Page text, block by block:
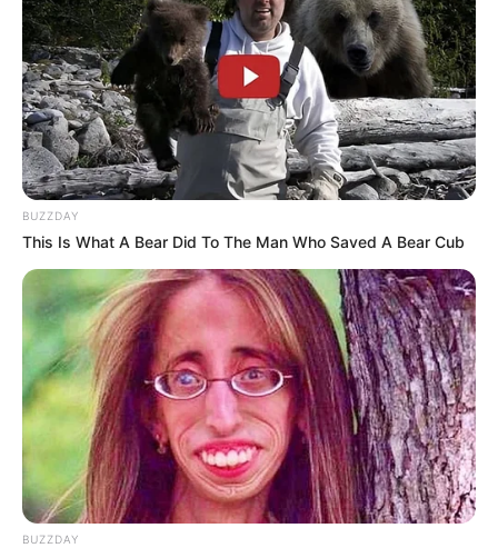
(foto: brightside)
6. Dalam filmHow the Grinch Stole Christmas,Jim
Carrey berperan sebagai Grinch yang serba hijau
BUZZDAY
This Is What A Bear Did To The Man Who Saved A Bear Cub
BUZZDAY